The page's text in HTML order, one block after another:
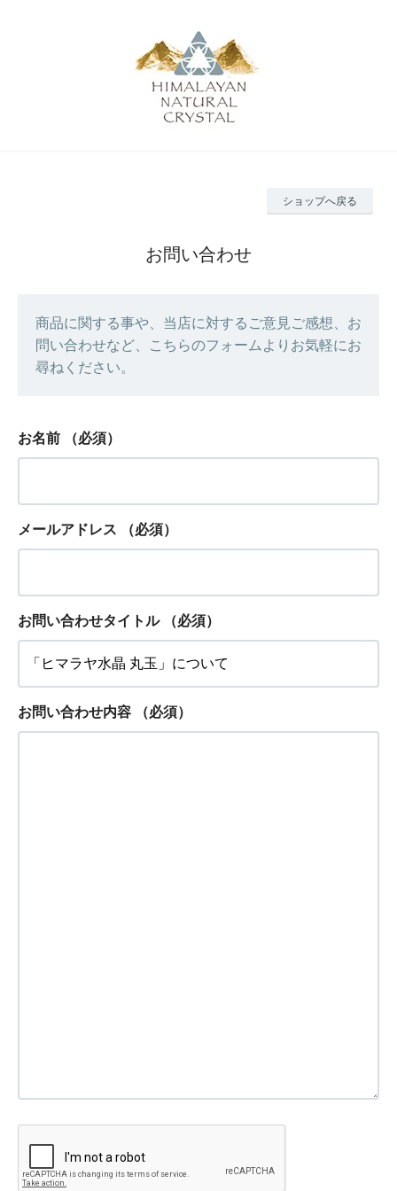
ショップへ戻る
お問い合わせ
商品に関する事や、当店に対するご意見ご感想、お
問い合わせなど、こちらのフォームよりお気軽にお
尋ねください。
お名前 （必須）
メールアドレス （必須）
お問い合わせタイトル （必須）
お問い合わせ内容 （必須）